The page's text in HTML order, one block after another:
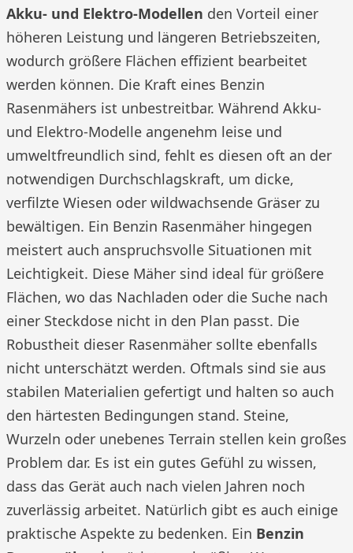
Akku- und Elektro-Modellen den Vorteil einer
höheren Leistung und längeren Betriebszeiten,
wodurch größere Flächen effizient bearbeitet
werden können. Die Kraft eines Benzin
Rasenmähers ist unbestreitbar. Während Akku-
und Elektro-Modelle angenehm leise und
umweltfreundlich sind, fehlt es diesen oft an der
notwendigen Durchschlagskraft, um dicke,
verfilzte Wiesen oder wildwachsende Gräser zu
bewältigen. Ein Benzin Rasenmäher hingegen
meistert auch anspruchsvolle Situationen mit
Leichtigkeit. Diese Mäher sind ideal für größere
Flächen, wo das Nachladen oder die Suche nach
einer Steckdose nicht in den Plan passt. Die
Robustheit dieser Rasenmäher sollte ebenfalls
nicht unterschätzt werden. Oftmals sind sie aus
stabilen Materialien gefertigt und halten so auch
den härtesten Bedingungen stand. Steine,
Wurzeln oder unebenes Terrain stellen kein großes
Problem dar. Es ist ein gutes Gefühl zu wissen,
dass das Gerät auch nach vielen Jahren noch
zuverlässig arbeitet. Natürlich gibt es auch einige
praktische Aspekte zu bedenken. Ein Benzin